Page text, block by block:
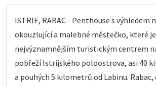
ISTRIE, RABAC - Penthouse s výhledem
okouzlující a malebné městečko, které je
nejvýznamnějším turistickým centrem
pobřeží Istrijského poloostrova, asi 40
a pouhých 5 kilometrů od Labinu. Rabac,